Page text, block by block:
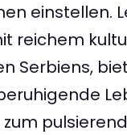
einstellen.
reichem
Serbiens,